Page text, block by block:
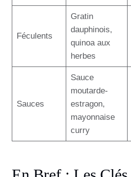
Féculents
Gratin
dauphinois,
quinoa aux
herbes
Sauces
Sauce
moutarde-
estragon,
mayonnaise
curry